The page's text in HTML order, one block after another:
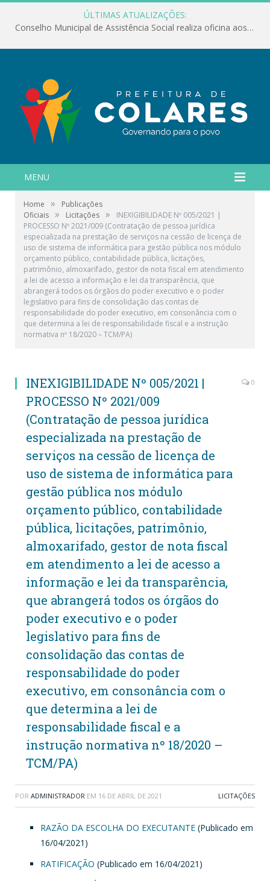
ÚLTIMAS ATUALIZAÇÕES:
Conselho Municipal de Assistência Social realiza oficina aos servidores
MENU
Home »
Publicações
Oficiais » Licitações »
INEXIGIBILIDADE Nº 005/2021 |
PROCESSO Nº 2021/009 (Contratação de pessoa jurídica
especializada na prestação de serviços na cessão de licença de
uso de sistema de informática para gestão pública nos módulo
orçamento público, contabilidade pública, licitações,
patrimônio, almoxarifado, gestor de nota fiscal em atendimento
a lei de acesso a informação e lei da transparência, que
abrangerá todos os órgãos do poder executivo e o poder
legislativo para fins de consolidação das contas de
responsabilidade do poder executivo, em consonância com o
que determina a lei de responsabilidade fiscal e a instrução
normativa nº 18/2020 – TCM/PA)
INEXIGIBILIDADE Nº 005/2021 |
PROCESSO Nº 2021/009
(Contratação de pessoa jurídica
especializada na prestação de
serviços na cessão de licença de
uso de sistema de informática para
gestão pública nos módulo
orçamento público, contabilidade
pública, licitações, patrimônio,
almoxarifado, gestor de nota fiscal
em atendimento a lei de acesso a
informação e lei da transparência,
que abrangerá todos os órgãos do
poder executivo e o poder
legislativo para fins de
consolidação das contas de
responsabilidade do poder
executivo, em consonância com o
que determina a lei de
responsabilidade fiscal e a
instrução normativa nº 18/2020 –
TCM/PA)
0
POR ADMINISTRADOR EM 16 DE ABRIL DE 2021 LICITAÇÕES
RAZÃO DA ESCOLHA DO EXECUTANTE (Publicado em
16/04/2021)
RATIFICAÇÃO (Publicado em 16/04/2021)